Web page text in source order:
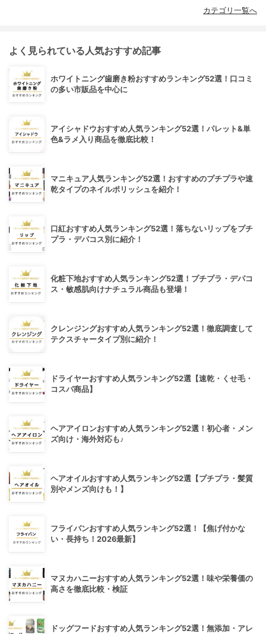
カテゴリ一覧へ
よく見られている人気おすすめ記事
ホワイトニング歯磨き粉おすすめランキング52選！口コミ
の多い市販品を中心に
アイシャドウおすすめ人気ランキング52選！パレット&単
色&ラメ入り商品を徹底比較！
マニキュア人気ランキング52選！おすすめのプチプラや速
乾タイプのネイルポリッシュを紹介！
口紅おすすめ人気ランキング52選！落ちないリップをプチ
プラ・デパコス別に紹介！
化粧下地おすすめ人気ランキング52選！プチプラ・デパコ
ス・敏感肌向けナチュラル商品も登場！
クレンジングおすすめ人気ランキング52選！徹底調査して
テクスチャータイプ別に紹介！
ドライヤーおすすめ人気ランキング52選【速乾・くせ毛・
コスパ商品】
ヘアアイロンおすすめ人気ランキング52選！初心者・メン
ズ向け・海外対応も♪
ヘアオイルおすすめ人気ランキング52選【プチプラ・髪質
別やメンズ向けも！】
フライパンおすすめ人気ランキング52選！【焦げ付かな
い・長持ち！2026最新】
マヌカハニーおすすめ人気ランキング52選！味や栄養価の
高さを徹底比較・検証
ドッグフードおすすめ人気ランキング52選！無添加・アレ